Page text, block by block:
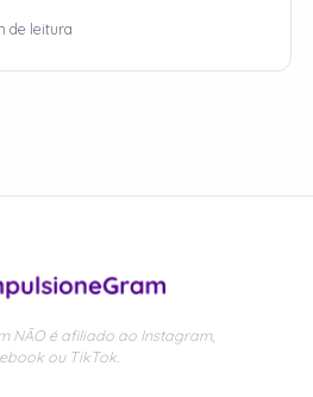
de leitura
NÃO é afiliado ao Instagram,
ou TikTok.